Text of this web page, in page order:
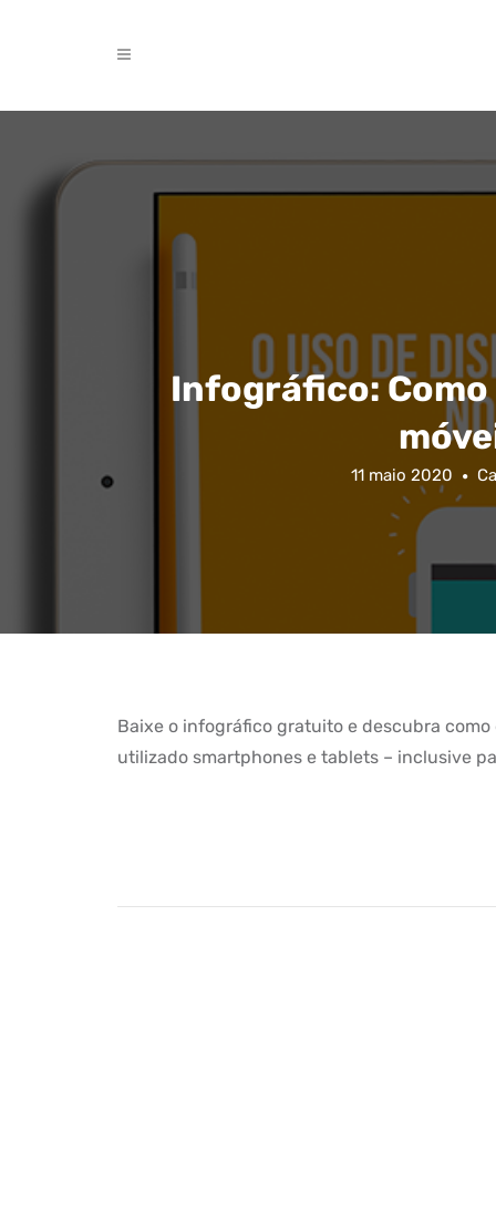
Infográfico:
11 maio 2020
Baixe o infográfico gratuito e descubra como
utilizado smartphones e tablets – inclusive